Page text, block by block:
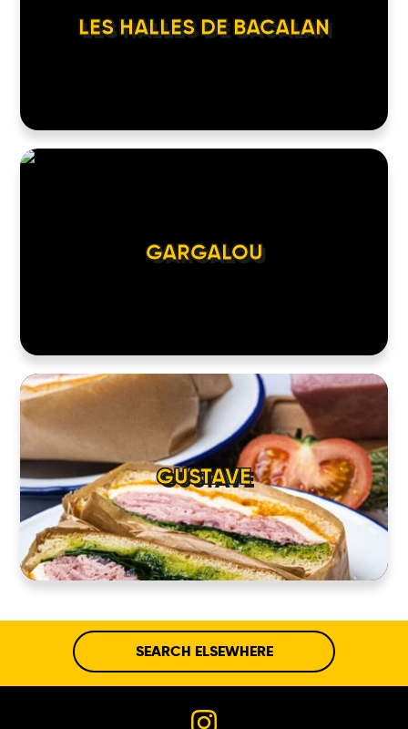
GUSTAVE
GARGALOU
LES HALLES DE BACALAN
SEARCH ELSEWHERE